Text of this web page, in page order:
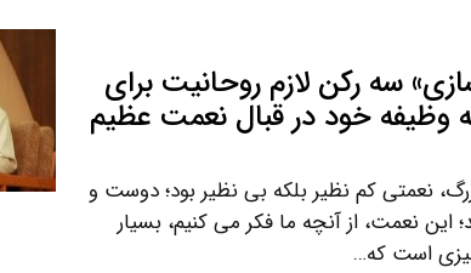
سه رکن لازم روحانیت برای
وظیفه خود در قبال نعمت عظیم
نعمتی کم نظیر بلکه بی نظیر بود؛ دوست و
نعمت، از آنچه ما فکر می کنیم، بسیار
است که…